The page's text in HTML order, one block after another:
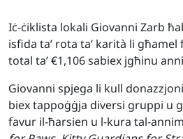
Iċ-ċiklista lokali Giovanni Zarb
isfida ta’ rota ta’ karità li
total ta’ €1,106 sabiex jgħinu
Giovanni spjega li kull
biex tappoġġja diversi gruppi u
favur il-ħarsien u l-kura tal-